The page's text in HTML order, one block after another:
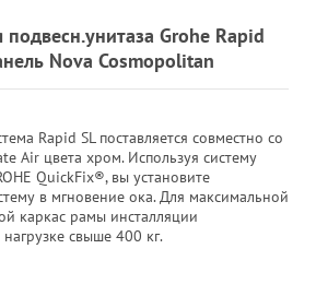
Grohe Rapid
Nova Cosmopolitan
Rapid SL поставляется совместно со
Air цвета хром. Используя систему
QuickFix®, вы установите
в мгновение ока. Для максимальной
каркас рамы инсталляции
свыше 400 кг.